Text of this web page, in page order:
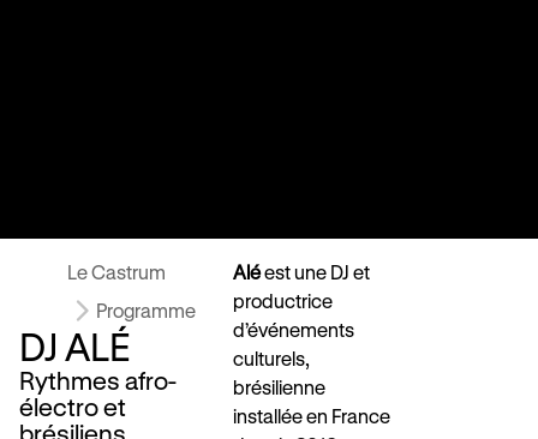
Le Castrum
Programme
DJ ALÉ
Rythmes afro-
électro et
brésiliens
Aléest une DJ et
productrice
d’événements
culturels,
brésilienne
installée en France